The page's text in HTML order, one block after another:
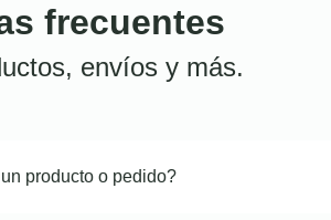
frecuentes
envíos y más.
producto o pedido?